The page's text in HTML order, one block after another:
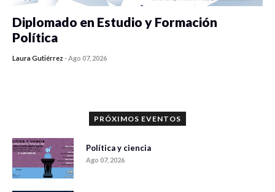
Diplomado en Estudio y Formación
Política
Laura Gutiérrez -Ago 07, 2026
PRÓXIMOS EVENTOS
Política y ciencia
Ago 07, 2026